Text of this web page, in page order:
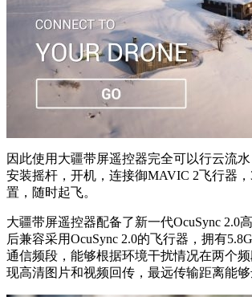
因此使用大疆带屏遥控器完全可以行云流水
安装摇杆，开机，连接御MAVIC 2飞行器
置，随时起飞。
大疆带屏遥控器配备了新一代OcuSync 2.0
后兼容采用OcuSync 2.0的飞行器，拥有
通信频段，能够根据环境干扰情况在两个
现高清图片和视频回传，最远传输距离能够